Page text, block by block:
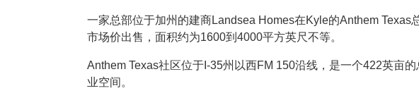
一家总部位于加州的建商Landsea Homes在Kyle的Anthem
市场价出售，面积约为1600到4000平方英尺不等。
Anthem Texas社区位于I-35州以西FM 150沿线，是一个422英亩
业空间。